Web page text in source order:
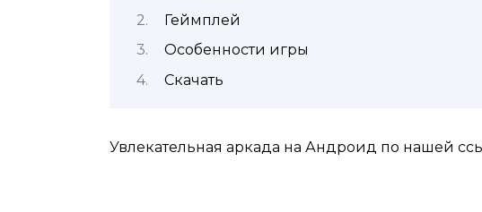
Геймплей
Особенности игры
Скачать
Увлекательная аркада на Андроид по нашей